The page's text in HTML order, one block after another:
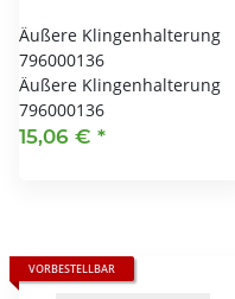
Äußere Klingenhalterung
796000136
Äußere Klingenhalterung
796000136
15,06 € *
VORBESTELLBAR